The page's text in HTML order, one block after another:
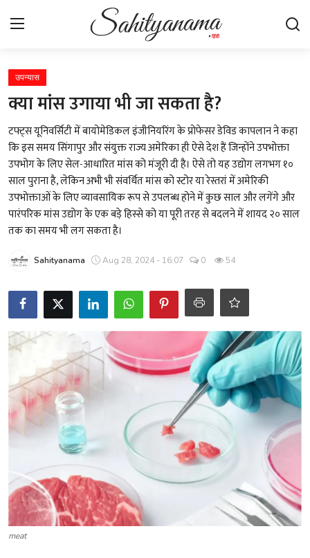
साहित्य समाचार
होम
कहानी
कविता
आलेख
शख्सियत
धरोहर
यात्रावृत्तांत
उपन्यास
शायरी
ग़ज़ल
उपन्यास
क्या मांस उगाया भी जा सकता है?
टफ्ट्स यूनिवर्सिटी में बायोमेडिकल इंजीनियरिंग के प्रोफेसर डेविड कापलान ने कहा
कि इस समय सिंगापुर और संयुक्त राज्य अमेरिका ही ऐसे देश हैं जिन्होंने उपभोक्ता
उपभोग के लिए सेल-आधारित मांस को मंजूरी दी है। ऐसे तो यह उद्योग लगभग १०
साल पुराना है, लेकिन अभी भी संवर्धित मांस को स्टोर या रेस्तरां में अमेरिकी
उपभोक्ताओं के लिए व्यावसायिक रूप से उपलब्ध होने में कुछ साल और लगेंगे और
पारंपरिक मांस उद्योग के एक बड़े हिस्से को या पूरी तरह से बदलने में शायद २० साल
तक का समय भी लग सकता है।
Sahityanama Aug 28, 2024 - 16:07 0 54
meat